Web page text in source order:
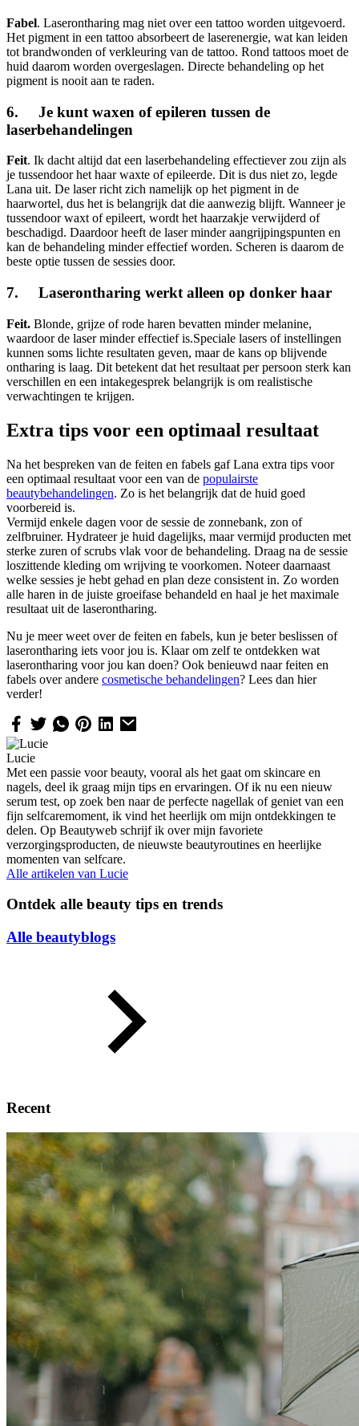
Fabel. Laserontharing mag niet over een tattoo worden uitgevoerd.
Het pigment in een tattoo absorbeert de laserenergie, wat kan leiden
tot brandwonden of verkleuring van de tattoo. Rond tattoos moet de
huid daarom worden overgeslagen. Directe behandeling op het
pigment is nooit aan te raden.
6. Je kunt waxen of epileren tussen de
laserbehandelingen
Feit. Ik dacht altijd dat een laserbehandeling effectiever zou zijn als
je tussendoor het haar waxte of epileerde. Dit is dus niet zo, legde
Lana uit. De laser richt zich namelijk op het pigment in de
haarwortel, dus het is belangrijk dat die aanwezig blijft. Wanneer je
tussendoor waxt of epileert, wordt het haarzakje verwijderd of
beschadigd. Daardoor heeft de laser minder aangrijpingspunten en
kan de behandeling minder effectief worden. Scheren is daarom de
beste optie tussen de sessies door.
7. Laserontharing werkt alleen op donker haar
Feit. Blonde, grijze of rode haren bevatten minder melanine,
waardoor de laser minder effectief is.Speciale lasers of instellingen
kunnen soms lichte resultaten geven, maar de kans op blijvende
ontharing is laag. Dit betekent dat het resultaat per persoon sterk kan
verschillen en een intakegesprek belangrijk is om realistische
verwachtingen te krijgen.
Extra tips voor een optimaal resultaat
Na het bespreken van de feiten en fabels gaf Lana extra tips voor
een optimaal resultaat voor een van de populairste
beautybehandelingen. Zo is het belangrijk dat de huid goed
voorbereid is.
Vermijd enkele dagen voor de sessie de zonnebank, zon of
zelfbruiner. Hydrateer je huid dagelijks, maar vermijd producten met
sterke zuren of scrubs vlak voor de behandeling. Draag na de sessie
loszittende kleding om wrijving te voorkomen. Noteer daarnaast
welke sessies je hebt gehad en plan deze consistent in. Zo worden
alle haren in de juiste groeifase behandeld en haal je het maximale
resultaat uit de laserontharing.
Nu je meer weet over de feiten en fabels, kun je beter beslissen of
laserontharing iets voor jou is. Klaar om zelf te ontdekken wat
laserontharing voor jou kan doen? Ook benieuwd naar feiten en
fabels over andere cosmetische behandelingen? Lees dan hier
verder!
Lucie
Met een passie voor beauty, vooral als het gaat om skincare en
nagels, deel ik graag mijn tips en ervaringen. Of ik nu een nieuw
serum test, op zoek ben naar de perfecte nagellak of geniet van een
fijn selfcaremoment, ik vind het heerlijk om mijn ontdekkingen te
delen. Op Beautyweb schrijf ik over mijn favoriete
verzorgingsproducten, de nieuwste beautyroutines en heerlijke
momenten van selfcare.
Alle artikelen van Lucie
Ontdek alle beauty tips en trends
Alle beautyblogs
Recent